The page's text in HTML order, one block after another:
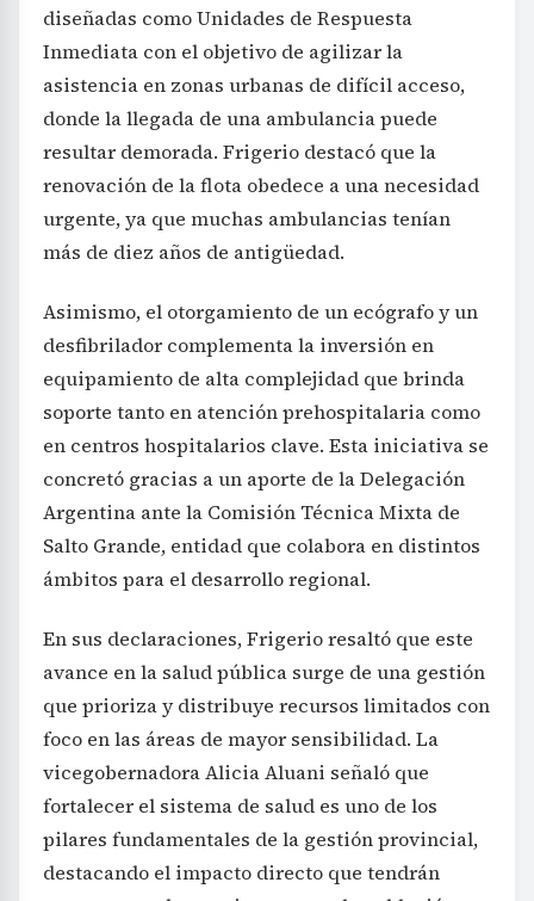
diseñadas como Unidades de Respuesta
Inmediata con el objetivo de agilizar la
asistencia en zonas urbanas de difícil acceso,
donde la llegada de una ambulancia puede
resultar demorada. Frigerio destacó que la
renovación de la flota obedece a una necesidad
urgente, ya que muchas ambulancias tenían
más de diez años de antigüedad.
Asimismo, el otorgamiento de un ecógrafo y un
desfibrilador complementa la inversión en
equipamiento de alta complejidad que brinda
soporte tanto en atención prehospitalaria como
en centros hospitalarios clave. Esta iniciativa se
concretó gracias a un aporte de la Delegación
Argentina ante la Comisión Técnica Mixta de
Salto Grande, entidad que colabora en distintos
ámbitos para el desarrollo regional.
En sus declaraciones, Frigerio resaltó que este
avance en la salud pública surge de una gestión
que prioriza y distribuye recursos limitados con
foco en las áreas de mayor sensibilidad. La
vicegobernadora Alicia Aluani señaló que
fortalecer el sistema de salud es uno de los
pilares fundamentales de la gestión provincial,
destacando el impacto directo que tendrán